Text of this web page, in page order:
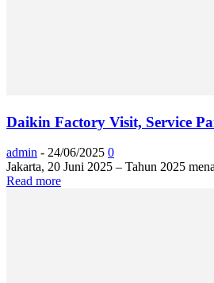
Daikin Factory Visit, Service
admin - 24/06/2025 0
Jakarta, 20 Juni 2025 – Tahun 2025
Read more